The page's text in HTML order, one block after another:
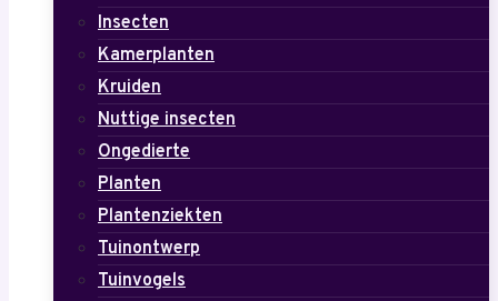
Insecten
Kamerplanten
Kruiden
Nuttige insecten
Ongedierte
Planten
Plantenziekten
Tuinontwerp
Tuinvogels